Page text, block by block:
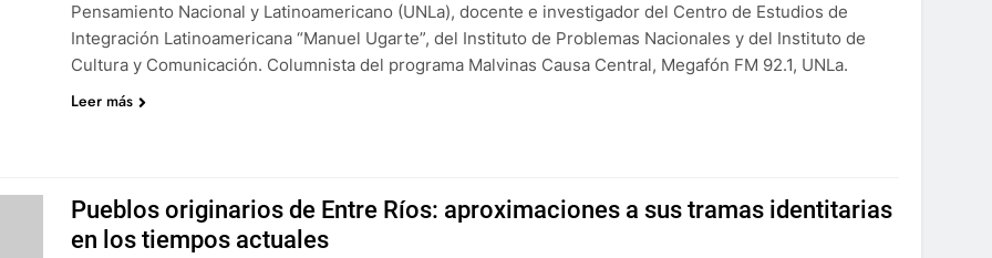
Pensamiento Nacional y Latinoamericano (UNLa), docente e investigador del Centro de Estudios de
Integración Latinoamericana “Manuel Ugarte”, del Instituto de Problemas Nacionales y del Instituto de
Cultura y Comunicación. Columnista del programa Malvinas Causa Central, Megafón FM 92.1, UNLa.
Leer más
Pueblos originarios de Entre Ríos: aproximaciones a sus tramas identitarias
en los tiempos actuales